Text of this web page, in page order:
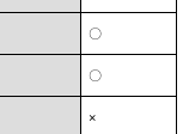
〇
〇
×